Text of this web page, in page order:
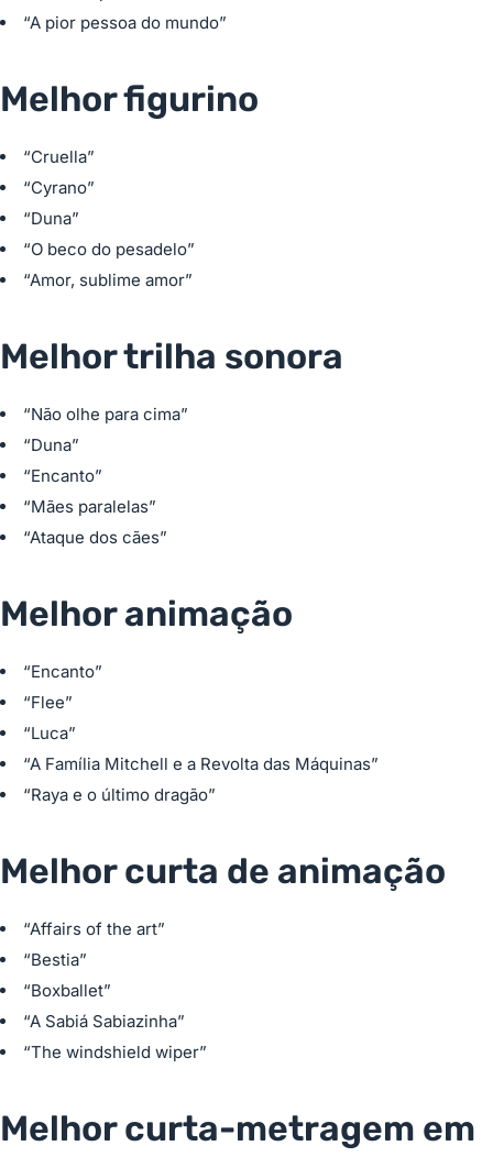
“A pior pessoa do mundo”
Melhor figurino
“Cruella”
“Cyrano”
“Duna”
“O beco do pesadelo”
“Amor, sublime amor”
Melhor trilha sonora
“Não olhe para cima”
“Duna”
“Encanto”
“Mães paralelas”
“Ataque dos cães”
Melhor animação
“Encanto”
“Flee”
“Luca”
“A Família Mitchell e a Revolta das Máquinas”
“Raya e o último dragão”
Melhor curta de animação
“Affairs of the art”
“Bestia”
“Boxballet”
“A Sabiá Sabiazinha”
“The windshield wiper”
Melhor curta-metragem em